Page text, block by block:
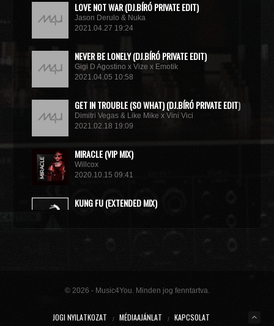
LOVE NOT WAR (DJ.BÍRÓ PRIVATE EDIT)
Jason Derulo & Nuka
2021.04.27 19:24
NEVER BE LONELY (DJ.BÍRÓ PRIVATE EDIT)
Gigi D Agostino x Vize x Emotik
2021.04.05 10:58
GET IN TROUBLE (SO WHAT) (DJ.BÍRÓ PRIVATE EDIT)
Dimitri Vegas & Like Mike x Vini Vici
2021.02.18 19:09
MIRACLE (VIP MIX)
Willcox
2020.10.15 09:41
KUNG FU (EXTENDED MIX)
© 2026 - Music4You. Minden jog fenntartva.
JOGI NYILATKOZAT MÉDIAAJÁNLAT KAPCSOLAT